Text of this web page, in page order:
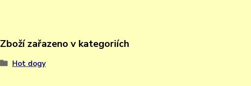
Zboží zařazeno v kategoriích
Hot dogy